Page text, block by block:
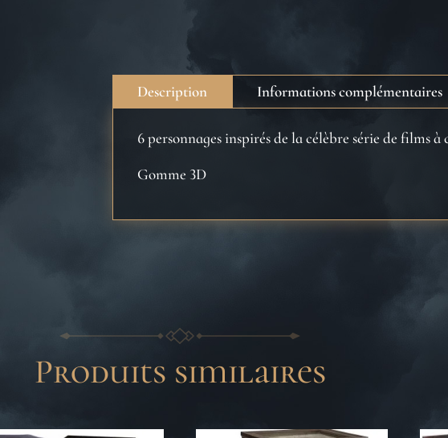
Description Informations complémentaires
6 personnages inspirés de la célèbre série de films
Gomme 3D
Produits similaires